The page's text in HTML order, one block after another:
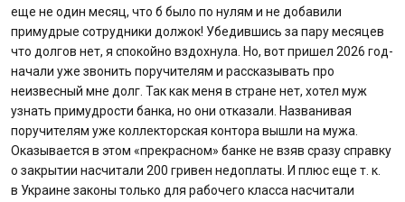
Питання банку
Відгуки
Депозити юр. осіб
Кредити для бізнеса
еще не один месяц, что б было по нулям и не добавили
примудрые сотрудники должок! Убедившись за пару месяцев
что долгов нет, я спокойно вздохнула. Но, вот пришел 2026 год-
начали уже звонить поручителям и рассказывать про
неизвесный мне долг. Так как меня в стране нет, хотел муж
узнать примудрости банка, но они отказали. Названивая
поручителям уже коллекторская контора вышли на мужа.
Оказывается в этом «прекрасном» банке не взяв сразу справку
о закрытии насчитали 200 гривен недоплаты. И плюс еще т. к.
в Украине законы только для рабочего класса насчитали